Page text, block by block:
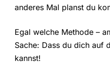
anderes Mal planst du
Egal welche Methode –
Sache: Dass du dich auf
kannst!